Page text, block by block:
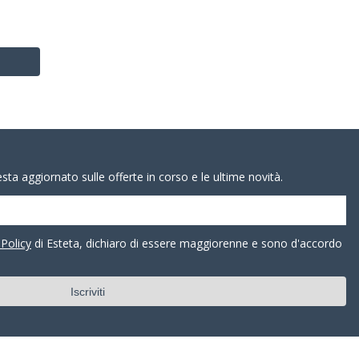
aggiornato sulle offerte in corso e le ultime novità.
di Esteta, dichiaro di essere maggiorenne e sono d'accordo